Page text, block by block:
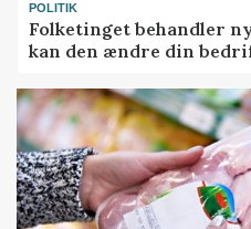
POLITIK
Folketinget behandler
kan den ændre din